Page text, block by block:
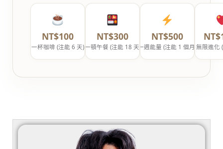
NT$100
一杯咖啡 (注能 6 天)
NT$300
一頓午餐 (注能 18 天)
NT$500
一週能量 (注能 1 個月)無限進化